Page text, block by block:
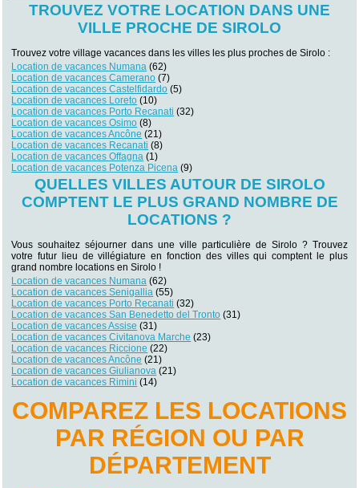
TROUVEZ VOTRE LOCATION DANS UNE
VILLE PROCHE DE SIROLO
Trouvez votre village vacances dans les villes les plus proches de Sirolo :
Location de vacances Numana (62)
Location de vacances Camerano (7)
Location de vacances Castelfidardo (5)
Location de vacances Loreto (10)
Location de vacances Porto Recanati (32)
Location de vacances Osimo (8)
Location de vacances Ancône (21)
Location de vacances Recanati (8)
Location de vacances Offagna (1)
Location de vacances Potenza Picena (9)
QUELLES VILLES AUTOUR DE SIROLO
COMPTENT LE PLUS GRAND NOMBRE DE
LOCATIONS ?
Vous souhaitez séjourner dans une ville particulière de Sirolo ? Trouvez
votre futur lieu de villégiature en fonction des villes qui comptent le plus
grand nombre locations en Sirolo !
Location de vacances Numana (62)
Location de vacances Senigallia (55)
Location de vacances Porto Recanati (32)
Location de vacances San Benedetto del Tronto (31)
Location de vacances Assise (31)
Location de vacances Civitanova Marche (23)
Location de vacances Riccione (22)
Location de vacances Ancône (21)
Location de vacances Giulianova (21)
Location de vacances Rimini (14)
COMPAREZ LES LOCATIONS
PAR RÉGION OU PAR
DÉPARTEMENT